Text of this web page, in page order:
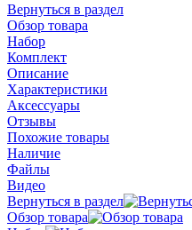
Вернуться в раздел
Обзор товара
Набор
Комплект
Описание
Характеристики
Аксессуары
Отзывы
Похожие товары
Наличие
Файлы
Видео
Вернуться в раздел
Обзор товара